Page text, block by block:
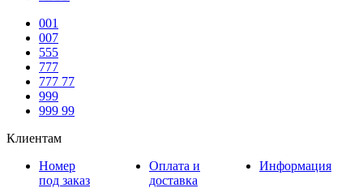
001
007
555
777
777 77
999
999 99
Клиентам
Номер
под заказ
Оплата и
доставка
Информация